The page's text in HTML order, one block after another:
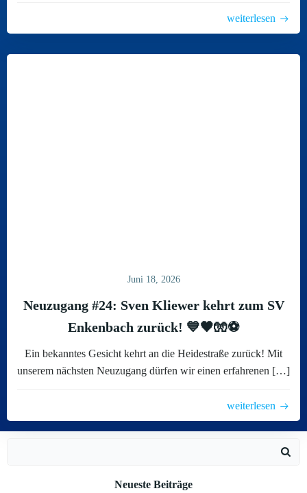
weiterlesen
Juni 18, 2026
Neuzugang #24: Sven Kliewer kehrt zum SV
Enkenbach zurück! 💙🖤🧤⚽
Ein bekanntes Gesicht kehrt an die Heidestraße zurück! Mit
unserem nächsten Neuzugang dürfen wir einen erfahrenen […]
weiterlesen
Neueste Beiträge